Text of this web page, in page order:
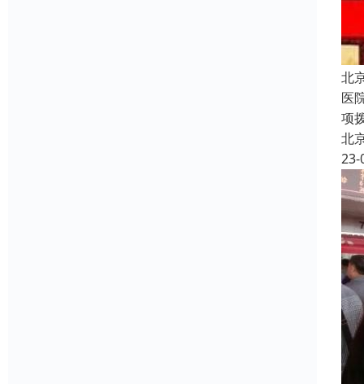
北
医
项
北
23-